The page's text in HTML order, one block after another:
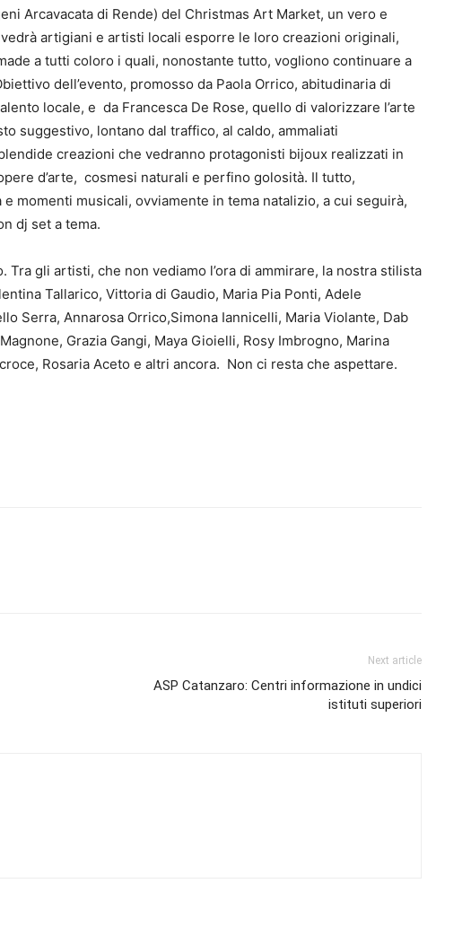
Arcavacata di Rende) del Christmas Art Market, un vero e
artigiani e artisti locali esporre le loro creazioni originali,
a tutti coloro i quali, nonostante tutto, vogliono continuare a
dell’evento, promosso da Paola Orrico, abitudinaria di
locale, e da Francesca De Rose, quello di valorizzare l’arte
suggestivo, lontano dal traffico, al caldo, ammaliati
creazioni che vedranno protagonisti bijoux realizzati in
d’arte, cosmesi naturali e perfino golosità. Il tutto,
momenti musicali, ovviamente in tema natalizio, a cui seguirà,
dj set a tema.
Tra gli artisti, che non vediamo l’ora di ammirare, la nostra stilista
Tallarico, Vittoria di Gaudio, Maria Pia Ponti, Adele
Serra, Annarosa Orrico,Simona Iannicelli, Maria Violante, Dab
Grazia Gangi, Maya Gioielli, Rosy Imbrogno, Marina
Rosaria Aceto e altri ancora. Non ci resta che aspettare.
Next article
ASP Catanzaro: Centri informazione in undici
istituti superiori